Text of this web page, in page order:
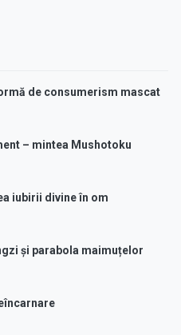
de consumerism mascat
– mintea Mushotoku
iubirii divine în om
și parabola maimuțelor